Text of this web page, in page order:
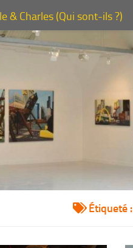
& Charles (Qui sont-ils ?)
Étiqueté :